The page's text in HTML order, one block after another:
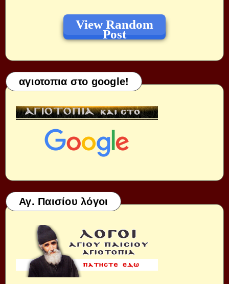
View Random
Post
αγιοτοπια στο google!
Αγ. Παισίου λόγοι